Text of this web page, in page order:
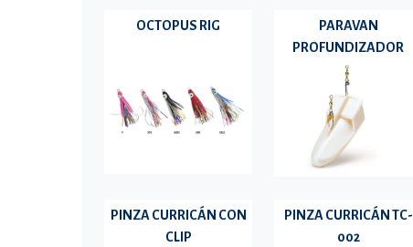
OCTOPUS RIG
PARAVAN
PROFUNDIZADOR
PINZA CURRICÁN CON
CLIP
PINZA CURRICÁN TC-
002